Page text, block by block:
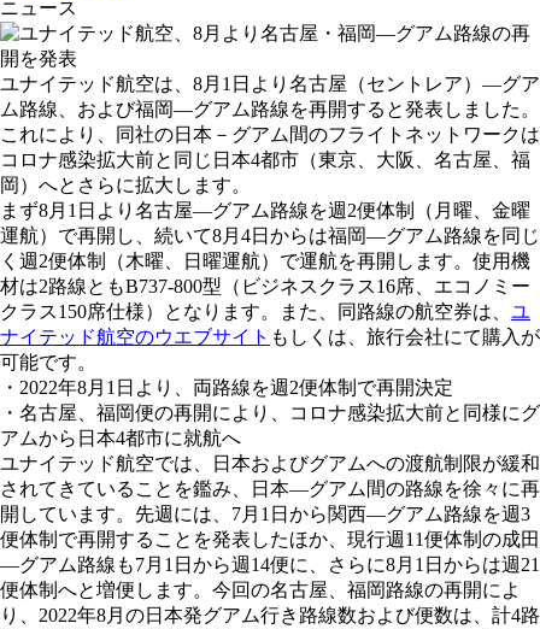
ニュース
ユナイテッド航空は、8月1日より名古屋（セントレア）―グア
ム路線、および福岡―グアム路線を再開すると発表しました。
これにより、同社の日本－グアム間のフライトネットワークは
コロナ感染拡大前と同じ日本4都市（東京、大阪、名古屋、福
岡）へとさらに拡大します。
まず8月1日より名古屋―グアム路線を週2便体制（月曜、金曜
運航）で再開し、続いて8月4日からは福岡―グアム路線を同じ
く週2便体制（木曜、日曜運航）で運航を再開します。使用機
材は2路線ともB737‐800型（ビジネスクラス16席、エコノミー
クラス150席仕様）となります。また、同路線の航空券は、 ユ
ナイテッド航空のウエブサイト もしくは、旅行会社にて購入が
可能です。
・2022年8月1日より、両路線を週2便体制で再開決定
・名古屋、福岡便の再開により、コロナ感染拡大前と同様にグ
アムから日本4都市に就航へ
ユナイテッド航空では、日本およびグアムへの渡航制限が緩和
されてきていることを鑑み、日本―グアム間の路線を徐々に再
開しています。先週には、7月1日から関西―グアム路線を週3
便体制で再開することを発表したほか、現行週11便体制の成田
―グアム路線も7月1日から週14便に、さらに8月1日からは週21
便体制へと増便します。今回の名古屋、福岡路線の再開によ
り、2022年8月の日本発グアム行き路線数および便数は、計4路